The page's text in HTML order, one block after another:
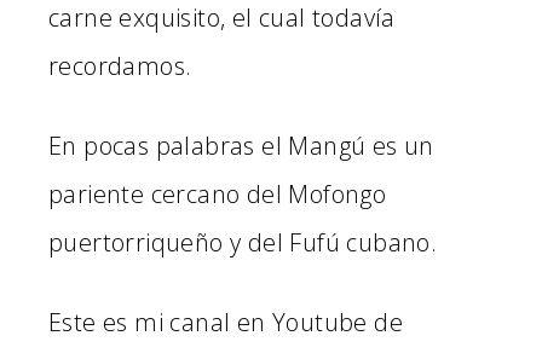
carne exquisito, el cual todavía
recordamos.
En pocas palabras el Mangú es un
pariente cercano del Mofongo
puertorriqueño y del Fufú cubano.
Este es mi canal en Youtube de